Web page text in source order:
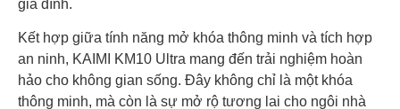
gia đình.
Kết hợp giữa tính năng mở khóa thông minh và tích hợp
an ninh, KAIMI KM10 Ultra mang đến trải nghiệm hoàn
hảo cho không gian sống. Đây không chỉ là một khóa
thông minh, mà còn là sự mở rộ tương lai cho ngôi nhà